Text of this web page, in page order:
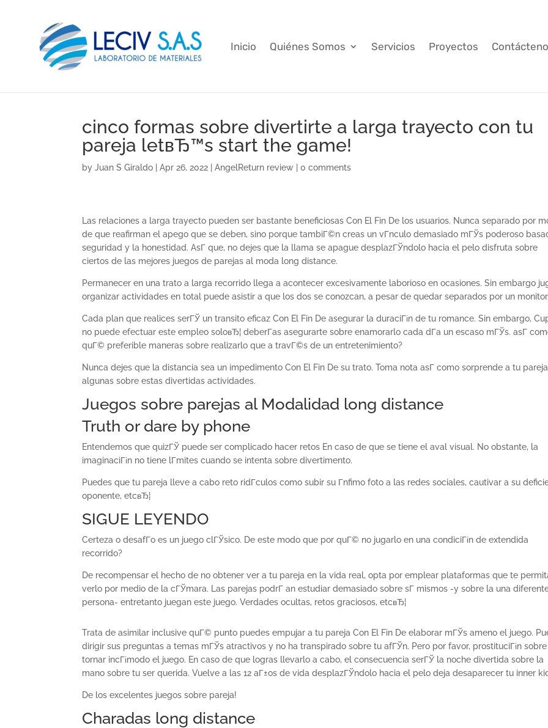
Inicio Quiénes Somos Servicios Proyectos
cinco formas sobre divertirte a larga trayecto con tu
pareja letвЂ™s start the game!
byJuan S Giraldo |Apr 26, 2022 |AngelReturn review |0 comments
Las relaciones a larga trayecto pueden ser bastante beneficiosas Con El Fin De los usuarios. Nunca separado por
de que reafirman el apego que se deben, sino porque tambiГ©n creas un vГ­nculo demasiado mГЎs poderoso
seguridad y la honestidad. AsГ­ que, no dejes que la llama se apague desplazГЎndolo hacia el pelo disfruta sobre
ciertos de las mejores juegos de parejas al moda long distance.
Permanecer en una trato a larga recorrido llega a acontecer excesivamente laborioso en ocasiones. Sin embargo
organizar actividades en total puede asistir a que los dos se conozcan, a pesar de quedar separados por un monitor.
Cada plan que realices serГЎ un transito eficaz Con El Fin De asegurar la duraciГіn de tu romance. Sin embargo,
no puede efectuar este empleo soloвЂ¦ deberГ­as asegurarte sobre enamorarlo cada dГ­a un escaso mГЎs. asГ­
quГ© preferible maneras sobre realizarlo que a travГ©s de un entretenimiento?
Nunca dejes que la distancia sea un impedimento Con El Fin De su trato. Toma nota asГ­ como sorprende a tu
algunas sobre estas divertidas actividades.
Juegos sobre parejas al Modalidad long distance
Truth or dare by phone
Entendemos que quizГЎ puede ser complicado hacer retos En caso de que se tiene el aval visual. No obstante, la
imaginaciГіn no tiene lГ­mites cuando se intenta sobre divertimento.
Puedes que tu pareja lleve a cabo reto ridГ­culos como subir su Г­nfimo foto a las redes sociales, cautivar a su
oponente, etcвЂ¦
SIGUE LEYENDO
Certeza o desafГ­o es un juego clГЎsico. De este modo que por quГ© no jugarlo en una condiciГіn de extendida
recorrido?
De recompensar el hecho de no obtener ver a tu pareja en la vida real, opta por emplear plataformas que te
verlo por medio de la cГЎmara. Las parejas podrГ­ an estudiar demasiado sobre sГ­ mismos -y sobre la una
persona- entretanto juegan este juego. Verdades ocultas, retos graciosos, etcвЂ¦
Trata de asimilar inclusive quГ© punto puedes empujar a tu pareja Con El Fin De elaborar mГЎs ameno el juego.
dirigir sus preguntas a temas mГЎs atractivos y no ha transpirado sobre tu afГЎn. Pero por favor, prostituciГіn sobre
tornar incГіmodo el juego. En caso de que logras llevarlo a cabo, el consecuencia serГЎ la noche divertida sobre la
mano sobre tu ser querida. Vuelve a las 12 aГ±os de vida desplazГЎndolo hacia el pelo deja desaparecer tu inner
De los excelentes juegos sobre pareja!
Charadas long distance